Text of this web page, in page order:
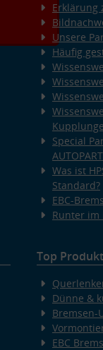
Erklärung
Unsere
Häufig
Special
Was ist
Standard?
EBC-
Runter im
Top
Dünne &
Bremsen-
EBC